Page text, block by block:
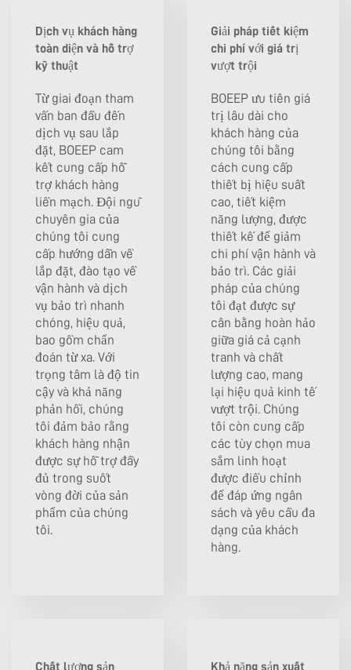
Dịch vụ khách hàng
toàn diện và hỗ trợ
kỹ thuật
Từ giai đoạn tham
vấn ban đầu đến
dịch vụ sau lắp
đặt, BOEEP cam
kết cung cấp hỗ
trợ khách hàng
liền mạch. Đội ngũ
chuyên gia của
chúng tôi cung
cấp hướng dẫn về
lắp đặt, đào tạo về
vận hành và dịch
vụ bảo trì nhanh
chóng, hiệu quả,
bao gồm chẩn
đoán từ xa. Với
trọng tâm là độ tin
cậy và khả năng
phản hồi, chúng
tôi đảm bảo rằng
khách hàng nhận
được sự hỗ trợ đầy
đủ trong suốt
vòng đời của sản
phẩm của chúng
tôi.
Giải pháp tiết kiệm
chi phí với giá trị
vượt trội
BOEEP ưu tiên giá
trị lâu dài cho
khách hàng của
chúng tôi bằng
cách cung cấp
thiết bị hiệu suất
cao, tiết kiệm
năng lượng, được
thiết kế để giảm
chi phí vận hành và
bảo trì. Các giải
pháp của chúng
tôi đạt được sự
cân bằng hoàn hảo
giữa giá cả cạnh
tranh và chất
lượng cao, mang
lại hiệu quả kinh tế
vượt trội. Chúng
tôi còn cung cấp
các tùy chọn mua
sắm linh hoạt
được điều chỉnh
để đáp ứng ngân
sách và yêu cầu đa
dạng của khách
hàng.
Chất lượng sản Khả năng sản xuất